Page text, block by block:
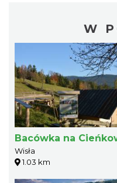
W
Bacówka na
Wisła
1.03 km